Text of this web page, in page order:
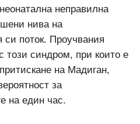
неправилна
нива на
си поток. Проучвания
този синдром, при които е
на Мадиган,
за
на един час.